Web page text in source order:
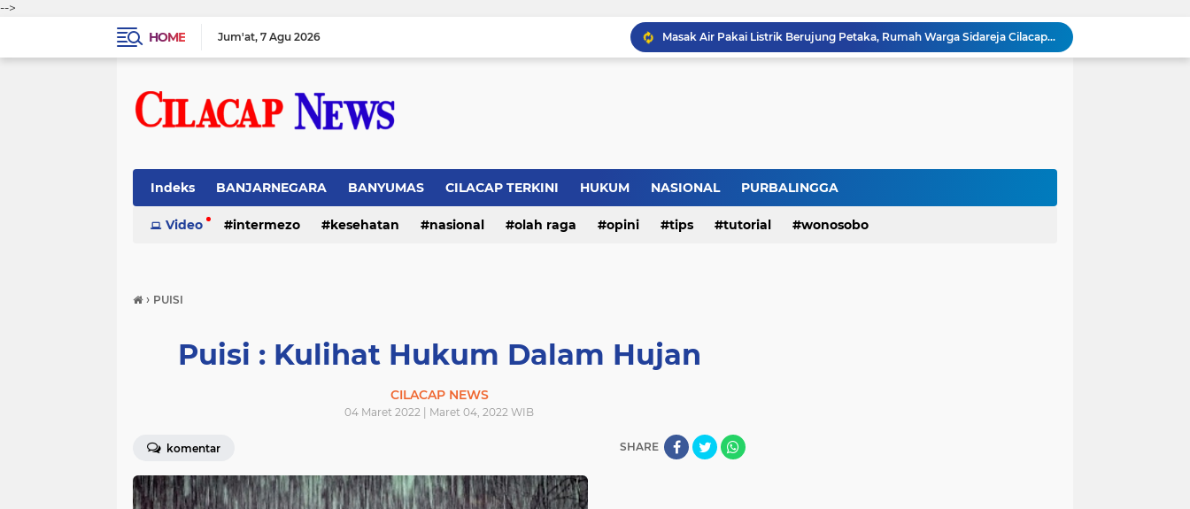
-->
HOME
Jum'at 7 Agu 2026
Masak Air Pakai Listrik Berujung Petaka, Rumah Warga Sidareja Cilacap Hangus Terbakar
Dihantam Gelombang Tinggi di Cilacap, KM Pendi Jaya Terbalik dan Tewaskan 2 ABK
Kasus Mandiri Taspen Berlanjut, Pendemo Pasang Tenda Menginap di Lokasi
Indeks BANJARNEGARA BANYUMAS CILACAP TERKINI HUKUM NASIONAL PURBALINGGA
Video intermezo kesehatan nasional olah raga opini tips tutorial wonosobo
› PUISI
Puisi : Kulihat Hukum Dalam Hujan
CILACAP NEWS
04 Maret 2022 | Maret 04, 2022 WIB
komentar SHARE